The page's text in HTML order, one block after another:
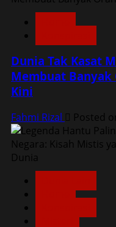
Dunia Tak Kasat
Membuat Banyak
Kini
Fahmi Rizal Posted